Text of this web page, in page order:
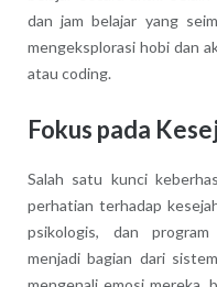
dan jam belajar yang
mengeksplorasi hobi dan
atau coding.
Fokus pada
Salah satu kunci
perhatian terhadap
psikologis, dan program
menjadi bagian dari